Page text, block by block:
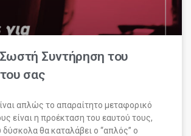
Συντήρηση του
σας
απλώς το απαραίτητο μεταφορικό
είναι η προέκταση του εαυτού τους,
δύσκολα θα καταλάβει ο “απλός” ο